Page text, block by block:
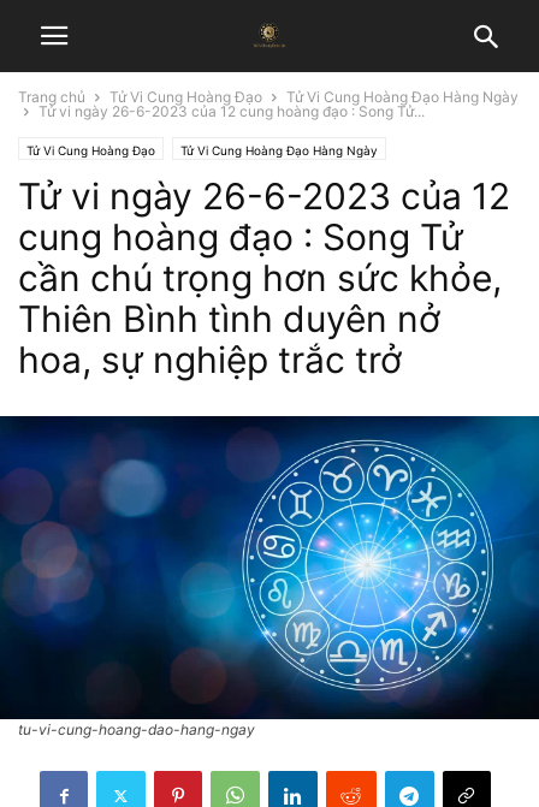
Trang chủ Tử Vi Cung Hoàng Đạo
Tử Vi Cung Hoàng Đạo Hàng Ngày
Tử vi ngày 26-6-2023 của 12 cung hoàng đạo : Song Tử...
Tử Vi Cung Hoàng Đạo Tử Vi Cung Hoàng Đạo Hàng Ngày
Tử vi ngày 26-6-2023 của 12
cung hoàng đạo : Song Tử
cần chú trọng hơn sức khỏe,
Thiên Bình tình duyên nở
hoa, sự nghiệp trắc trở
tu-vi-cung-hoang-dao-hang-ngay